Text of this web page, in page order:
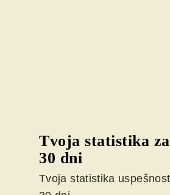
Tvoja statistika
30 dni
Tvoja statistika